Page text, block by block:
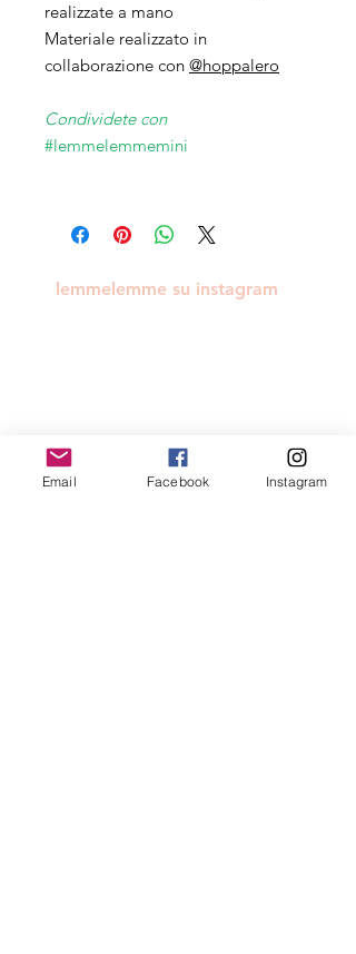
realizzate a mano
Materiale realizzato in
collaborazione con @hoppalero
Condividete con
#lemmelemmemini
lemmelemme su instagram
Email Facebook Instagram